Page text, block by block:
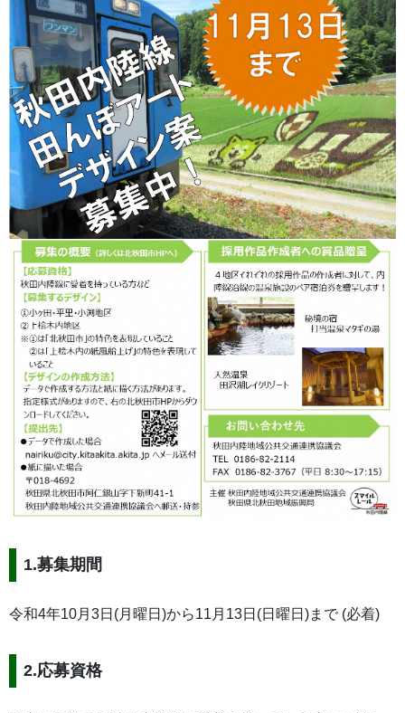
1.募集期間
令和4年10月3日(月曜日)から11月13日(日曜日)まで (必着)
2.応募資格